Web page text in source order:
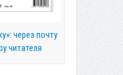
через почту
читателя